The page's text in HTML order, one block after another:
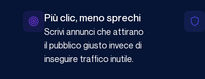
Più clic, meno sprechi
Scrivi annunci che attirano
il pubblico giusto invece di
inseguire traffico inutile.